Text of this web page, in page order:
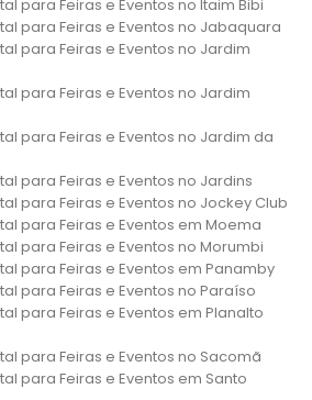
para Feiras e Eventos no Itaim Bibi
para Feiras e Eventos no Jabaquara
para Feiras e Eventos no Jardim
para Feiras e Eventos no Jardim
para Feiras e Eventos no Jardim da
para Feiras e Eventos no Jardins
para Feiras e Eventos no Jockey Club
para Feiras e Eventos em Moema
para Feiras e Eventos no Morumbi
para Feiras e Eventos em Panamby
para Feiras e Eventos no Paraíso
para Feiras e Eventos em Planalto
para Feiras e Eventos no Sacomã
para Feiras e Eventos em Santo